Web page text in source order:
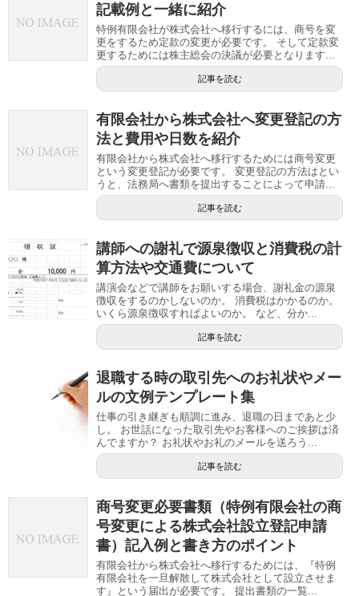
記載例と一緒に紹介
特例有限会社が株式会社へ移行するには、商号を変
更をするため定款の変更が必要です。 そして定款変
更するためには株主総会の決議が必要となります...
記事を読む
有限会社から株式会社へ変更登記の方
法と費用や日数を紹介
有限会社から株式会社へ移行するためには商号変更
という変更登記が必要です。 変更登記の方法はとい
うと、法務局へ書類を提出することによって申請...
記事を読む
講師への謝礼で源泉徴収と消費税の計
算方法や交通費について
講演会などで講師をお願いする場合、謝礼金の源泉
徴収をするのかしないのか。 消費税はかかるのか。
いくら源泉徴収すればよいのか。 など、分か...
記事を読む
退職する時の取引先へのお礼状やメー
ルの文例テンプレート集
仕事の引き継ぎも順調に進み、退職の日まであと少
し。 お世話になった取引先やお客様へのご挨拶は済
んでますか？ お礼状やお礼のメールを送ろう...
記事を読む
商号変更必要書類（特例有限会社の商
号変更による株式会社設立登記申請
書）記入例と書き方のポイント
有限会社から株式会社へ移行するためには、『特例
有限会社を一旦解散して株式会社として設立させま
す』という届出が必要です。 提出書類の一覧...